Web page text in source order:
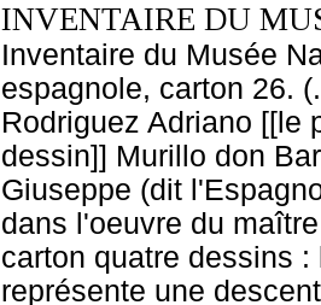
INVENTAIRE DU
Inventaire du Musée
espagnole, carton 26.
Rodriguez Adriano [[le
dessin]] Murillo don
Giuseppe (dit
dans l'oeuvre du
carton quatre dessins
représente une